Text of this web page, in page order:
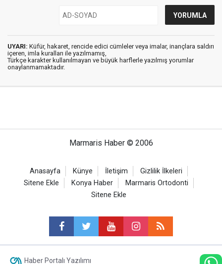
UYARI: Küfür, hakaret, rencide edici cümleler veya imalar, inançlara saldırı
içeren, imla kuralları ile yazılmamış,
Türkçe karakter kullanılmayan ve büyük harflerle yazılmış yorumlar
onaylanmamaktadır.
Marmaris Haber © 2006
Anasayfa Künye İletişim
Gizlilik İlkeleri
Sitene Ekle
Konya Haber
Marmaris Ortodonti
Sitene Ekle
Haber Portalı Yazılımı